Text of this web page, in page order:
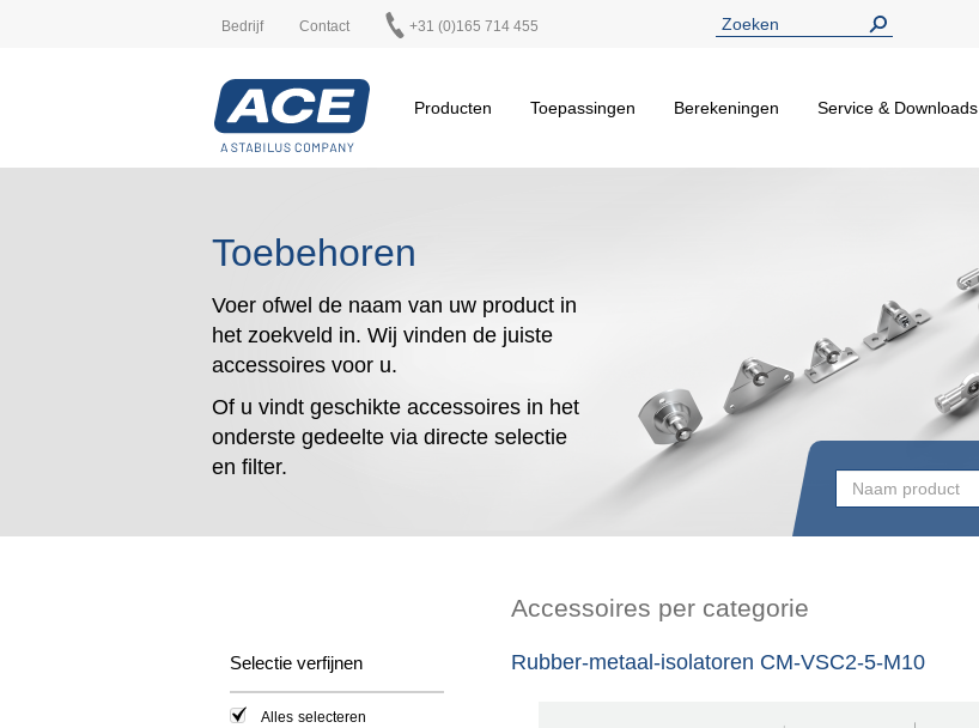
Bedrijf Contact +31 (0)165 714 455
Producten
Toepassingen Berekeningen Service & Downloads
Toebehoren
Voer ofwel de naam van uw product in
het zoekveld in. Wij vinden de juiste
accessoires voor u.
Of u vindt geschikte accessoires in het
onderste gedeelte via directe selectie
en filter.
Selectie verfijnen
Alles selecteren
Accessoires per categorie
Rubber-metaal-isolatoren CM-VSC2-5-M10